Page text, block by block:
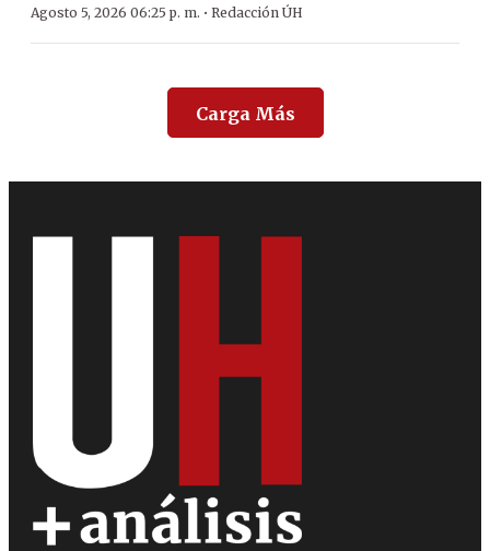
Agosto 5, 2026 06:25 p. m. · Redacción ÚH
Carga Más